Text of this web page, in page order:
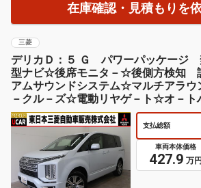
在庫確認・見積もりを
三菱
デリカＤ：５ Ｇ パワーパッケージ
型ナビ☆後席モニタ－☆後側方検知
アムサウンドシステム☆マルチアラ
－クル－ズ☆電動リヤゲ－ト☆オ－
２．０☆車検整備付
支払総額
車両本体価格
427.9 万円